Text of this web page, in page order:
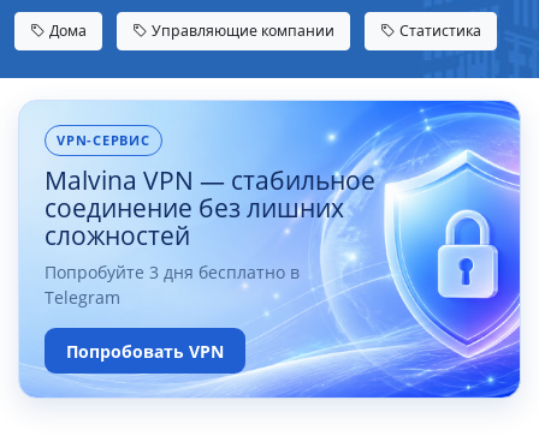
Дома Управляющие компании Статистика
VPN-СЕРВИС
Malvina VPN — стабильное
соединение без лишних
сложностей
Попробуйте 3 дня бесплатно в
Telegram
Попробовать VPN